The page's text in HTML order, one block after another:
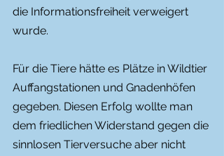
die Informationsfreiheit verweigert
wurde.
Für die Tiere hätte es Plätze in Wildtier
Auffangstationen und Gnadenhöfen
gegeben. Diesen Erfolg wollte man
dem friedlichen Widerstand gegen die
sinnlosen Tierversuche aber nicht